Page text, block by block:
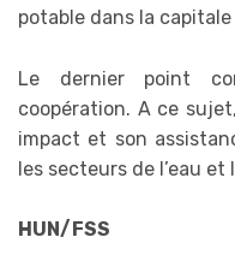
potable dans la capitale
Le dernier point
coopération. A ce
impact et son
les secteurs de l’eau et
HUN/FSS